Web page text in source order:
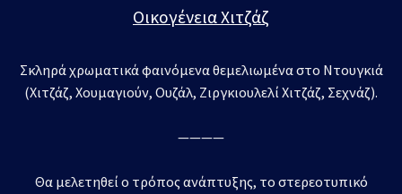
Οικογένεια Χιτζάζ
Σκληρά χρωματικά φαινόμενα θεμελιωμένα στο Ντουγκιά
(Χιτζάζ, Χουμαγιούν, Ουζάλ, Ζιργκιουλελί Χιτζάζ, Σεχνάζ).
————
Θα μελετηθεί ο τρόπος ανάπτυξης, το στερεοτυπικό